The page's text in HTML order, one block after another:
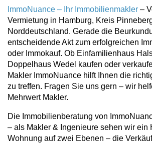
ImmoNuance – Ihr Immobilienmakler –
Vermietung in Hamburg, Kreis
Norddeutschland. Gerade die
entscheidende Akt zum erfolgreichen
oder Immokauf. Ob Einfamilienhaus
Doppelhaus Wedel kaufen oder
Makler ImmoNuance hilft Ihnen die
zu treffen. Fragen Sie uns gern – wir
Mehrwert Makler.
Die Immobilienberatung von
– als Makler & Ingenieure sehen wir ein
Wohnung auf zwei Ebenen – die